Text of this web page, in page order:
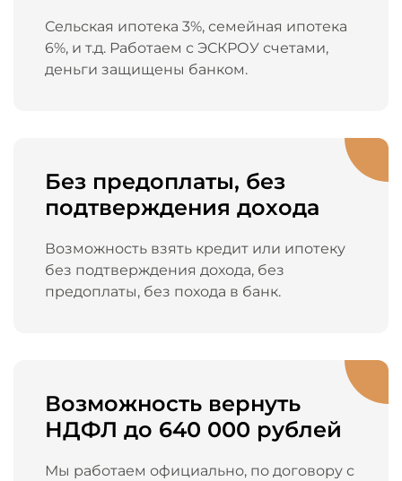
Сельская ипотека 3%, семейная ипотека
6%, и т.д. Работаем с ЭСКРОУ счетами,
деньги защищены банком.
Без предоплаты, без
подтверждения дохода
Возможность взять кредит или ипотеку
без подтверждения дохода, без
предоплаты, без похода в банк.
Возможность вернуть
НДФЛ до 640 000 рублей
Мы работаем официально, по договору с